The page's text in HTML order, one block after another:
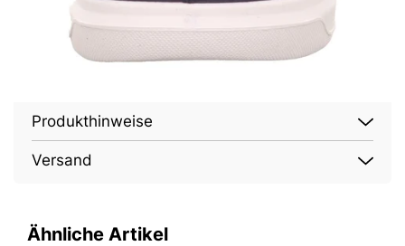
Produkthinweise
Versand
Ähnliche Artikel